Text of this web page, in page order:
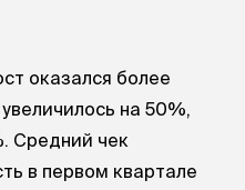
оказался более
на 50%,
Средний чек
в первом квартале